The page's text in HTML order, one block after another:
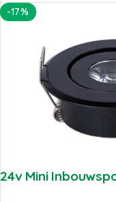
-17%
24v Mini